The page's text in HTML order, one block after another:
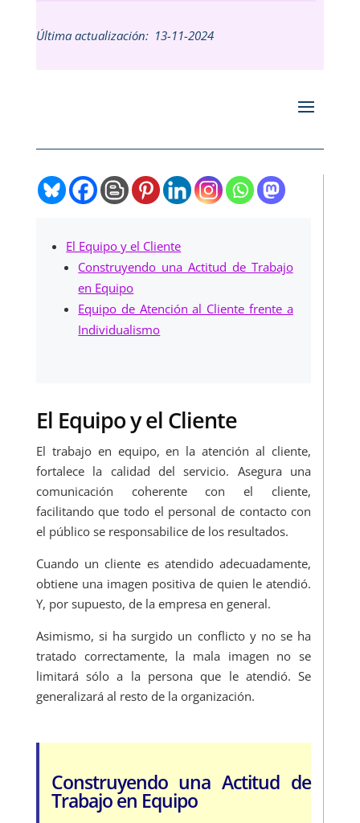
Última actualización: 13-11-2024
El Equipo y el Cliente
Construyendo una Actitud de Trabajo
en Equipo
Equipo de Atención al Cliente frente a
Individualismo
El Equipo y el Cliente
El trabajo en equipo, en la atención al cliente,
fortalece la calidad del servicio. Asegura una
comunicación coherente con el cliente,
facilitando que todo el personal de contacto con
el público se responsabilice de los resultados.
Cuando un cliente es atendido adecuadamente,
obtiene una imagen positiva de quien le atendió.
Y, por supuesto, de la empresa en general.
Asimismo, si ha surgido un conflicto y no se ha
tratado correctamente, la mala imagen no se
limitará sólo a la persona que le atendió. Se
generalizará al resto de la organización.
Construyendo una Actitud de
Trabajo en Equipo